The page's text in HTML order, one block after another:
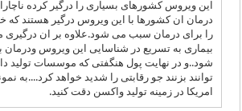
این ویروس کشورهای بسیاری را درگیر کرده
درمان ان کشورها با این ویروس درگیر هستند که
را برای درمان سبب می شود.علاوه بر ان درگیری
بیماری به تسریع در شناسایی این ویروس ودرمان
شود..و در نهایت پول هنگفتی که موسسات تولید
توانند بزنند جو رقابتی را شدید خواهد کرد....به
امریکا در زمینه تولید واکسن دقت کنید.